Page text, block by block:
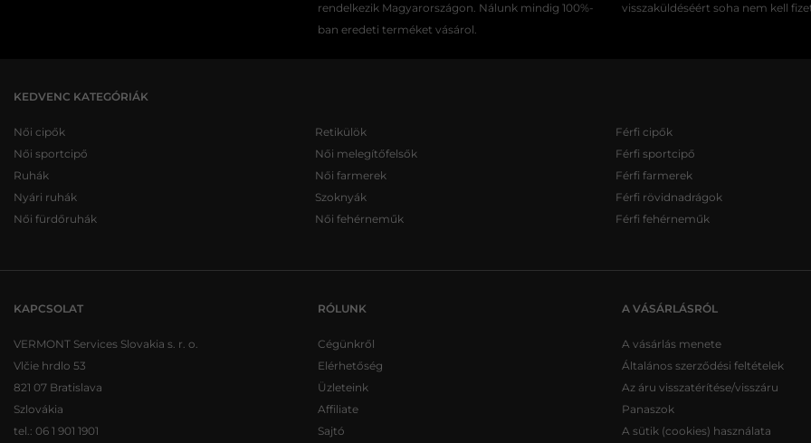
rendelkezik Magyarországon. Nálunk mindig 100%-
ban eredeti terméket vásárol.
visszaküldéséért soha nem kell
KEDVENC KATEGÓRIÁK
Női cipők
Női sportcipő
Ruhák
Nyári ruhák
Női fürdőruhák
Retikülök
Női melegítőfelsők
Női farmerek
Szoknyák
Női fehérneműk
Férfi cipők
Férfi sportcipő
Férfi farmerek
Férfi rövidnadrágok
Férfi fehérneműk
KAPCSOLAT
VERMONT Services Slovakia s. r. o.
Vlčie hrdlo 53
821 07 Bratislava
Szlovákia
tel.: 06 1 901 1901
RÓLUNK
Cégünkről
Elérhetőség
Üzleteink
Affiliate
Sajtó
A VÁSÁRLÁSRÓL
A vásárlás menete
Általános szerződési feltételek
Az áru visszatérítése/visszáru
Panaszok
A sütik (cookies) használata